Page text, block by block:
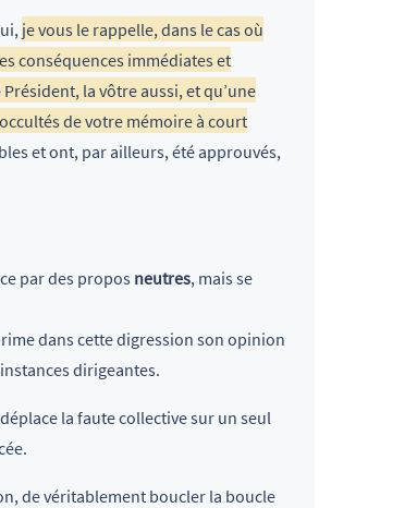
je vous le rappelle, dans le cas où
conséquences immédiates et
la vôtre aussi, et qu’une
de votre mémoire à court
et ont, par ailleurs, été approuvés,
par des propos neutres, mais se
dans cette digression son opinion
dirigeantes.
la faute collective sur un seul
de véritablement boucler la boucle